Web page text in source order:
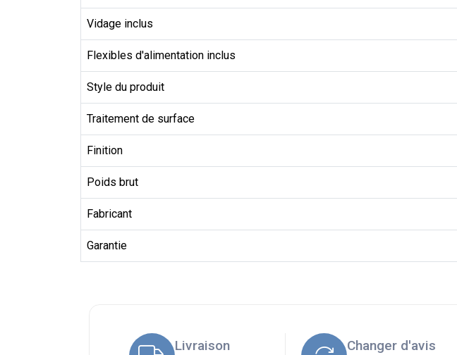
Vidage inclus
Flexibles d'alimentation inclus
Style du produit
Traitement de surface
Finition
Poids brut
Fabricant
Garantie
Livraison Changer d'avis